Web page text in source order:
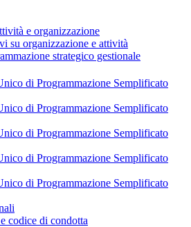
e organizzazione
su organizzazione e attività
strategico gestionale
di Programmazione Semplificato
di Programmazione Semplificato
di Programmazione Semplificato
di Programmazione Semplificato
di Programmazione Semplificato
codice di condotta